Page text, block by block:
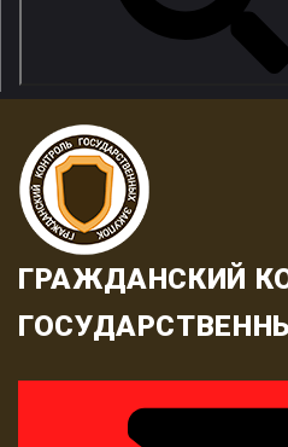
ГРАЖДАНСКИЙ